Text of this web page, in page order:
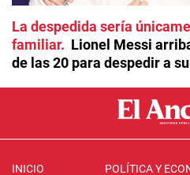
La despedida sería
familiar
Lionel Messi
de las 20 para despedir a
INICIO POLÍTICA Y